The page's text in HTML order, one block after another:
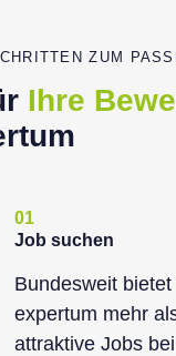
ZUM
Ihre
01
Job suchen
Bundesweit bietet
expertum mehr
attraktive Jobs